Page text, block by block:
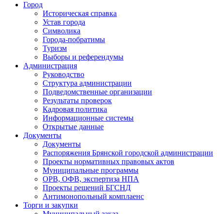
Город
Историческая справка
Устав города
Символика
Города-побратимы
Туризм
Выборы и референдумы
Администрация
Руководство
Структура администрации
Подведомственные организации
Результаты проверок
Кадровая политика
Информационные системы
Открытые данные
Документы
Документы
Распоряжения Брянской городской администрации
Проекты нормативных правовых актов
Муниципальные программы
ОРВ, ОФВ, экспертиза НПА
Проекты решений БГСНД
Антимонопольный комплаенс
Торги и закупки